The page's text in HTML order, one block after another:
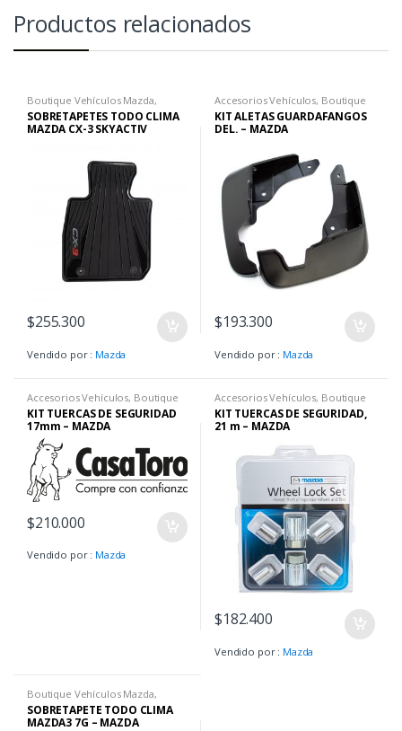
Productos relacionados
Boutique Vehículos Mazda,
Tapetes Mazda
SOBRETAPETES TODO CLIMA
MAZDA CX-3 SKYACTIV
$255.300
Vendido por : Mazda
Accesorios Vehículos, Boutique
Vehículos Mazda
KIT ALETAS GUARDAFANGOS
DEL. – MAZDA
$193.300
Vendido por : Mazda
Accesorios Vehículos, Boutique
Vehículos Mazda
KIT TUERCAS DE SEGURIDAD
17mm – MAZDA
$210.000
Vendido por : Mazda
Accesorios Vehículos, Boutique
Vehículos Mazda
KIT TUERCAS DE SEGURIDAD,
21 m – MAZDA
$182.400
Vendido por : Mazda
Boutique Vehículos Mazda,
Tapetes Mazda
SOBRETAPETE TODO CLIMA
MAZDA3 7G – MAZDA